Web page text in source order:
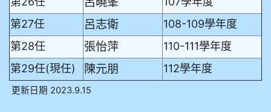
第27任
呂志衛
108-109學年度
第28任
張怡萍
110-111學年度
第29任(現任)
陳元朋 112學年度
更新日期 2023.9.15